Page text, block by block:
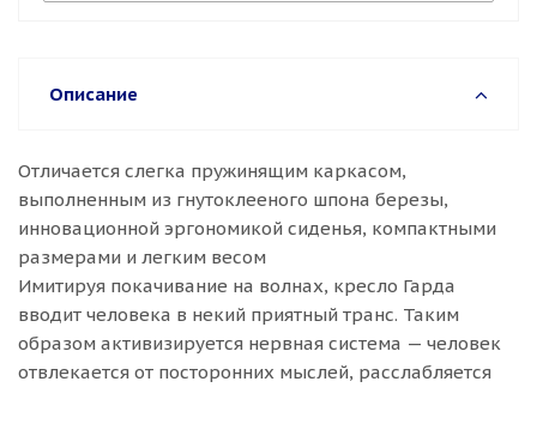
Описание
Отличается слегка пружинящим каркасом,
выполненным из гнутоклееного шпона березы,
инновационной эргономикой сиденья, компактными
размерами и легким весом
Имитируя покачивание на волнах, кресло Гарда
вводит человека в некий приятный транс. Таким
образом активизируется нервная система — человек
отвлекается от посторонних мыслей, расслабляется